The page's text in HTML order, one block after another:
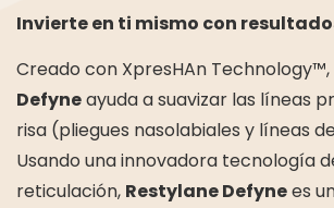
Invierte en ti mismo con
Creado con XpresHAn Technology™,
Defyneayuda a suavizar las líneas
risa (pliegues nasolabiales y líneas
Usando una innovadora tecnología
reticulación, Restylane Defynees